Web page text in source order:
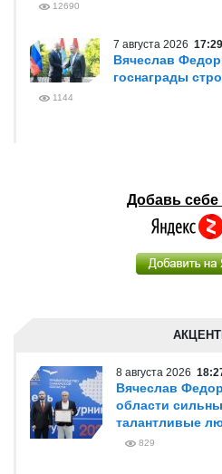
12690
7 августа 2026 17:29
Вячеслав
госнаграды
1144
Добавь себе
8 августа 2026
Вячеслав
области
талантливые
829